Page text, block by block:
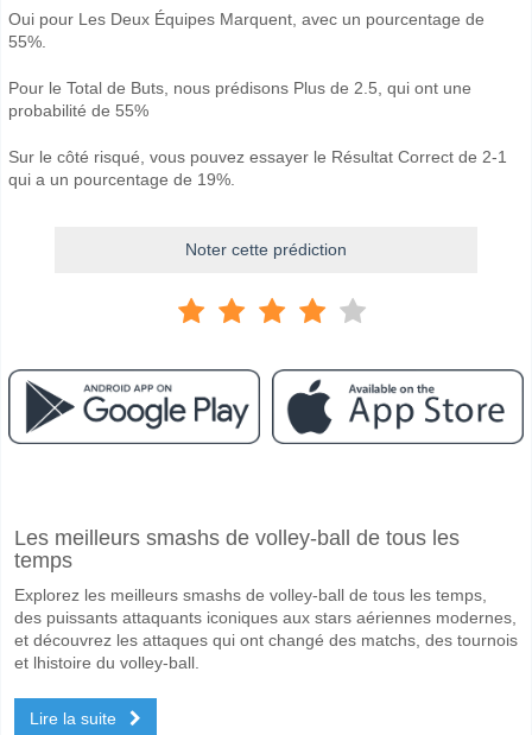
Oui pour Les Deux Équipes Marquent, avec un pourcentage de
55%.
Pour le Total de Buts, nous prédisons Plus de 2.5, qui ont une
probabilité de 55%
Sur le côté risqué, vous pouvez essayer le Résultat Correct de 2-1
qui a un pourcentage de 19%.
Noter cette prédiction
Le match entre SV Ried v FC Blau Weiss Linz 02 May 2026 16:00.
SV Ried pour le Gagnant du match, avec une probabilité de 46%
Les deux équipes marqueront-elles dans le match SV
Oui pour Les Deux Équipes Marquent, avec un pourcentage de 55%.
Les meilleurs smashs de volley-ball de tous les
temps
Explorez les meilleurs smashs de volley-ball de tous les temps,
des puissants attaquants iconiques aux stars aériennes modernes,
et découvrez les attaques qui ont changé des matchs, des tournois
et lhistoire du volley-ball.
Lire la suite